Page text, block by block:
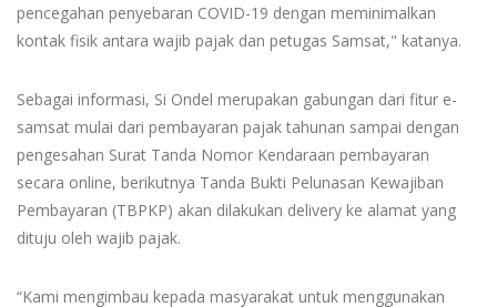
pencegahan penyebaran COVID-19 dengan meminimalkan
kontak fisik antara wajib pajak dan petugas Samsat," katanya.
Sebagai informasi, Si Ondel merupakan gabungan dari fitur e-
samsat mulai dari pembayaran pajak tahunan sampai dengan
pengesahan Surat Tanda Nomor Kendaraan pembayaran
secara online, berikutnya Tanda Bukti Pelunasan Kewajiban
Pembayaran (TBPKP) akan dilakukan delivery ke alamat yang
dituju oleh wajib pajak.
“Kami mengimbau kepada masyarakat untuk menggunakan